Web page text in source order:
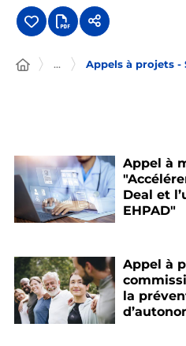
... Appels à projets -
Appel à
Deal et
EHPAD"
Appel à
la